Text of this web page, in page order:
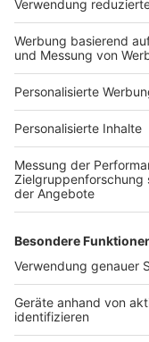
Hausanbieter-
Bauprojekt-Profil
Für
Ihre Baufirma auf
Kostenloses